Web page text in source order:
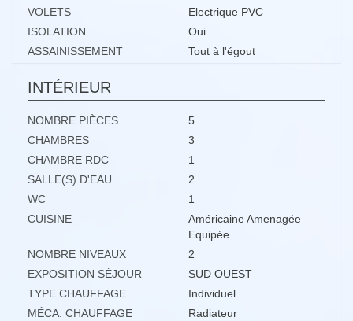
VOLETS
Electrique PVC
ISOLATION
Oui
ASSAINISSEMENT
Tout à l'égout
INTÉRIEUR
NOMBRE PIÈCES
5
CHAMBRES
3
CHAMBRE RDC
1
SALLE(S) D'EAU
2
WC
1
CUISINE
Américaine Amenagée
Equipée
NOMBRE NIVEAUX
2
EXPOSITION SÉJOUR
SUD OUEST
TYPE CHAUFFAGE
Individuel
MÉCA. CHAUFFAGE
Radiateur